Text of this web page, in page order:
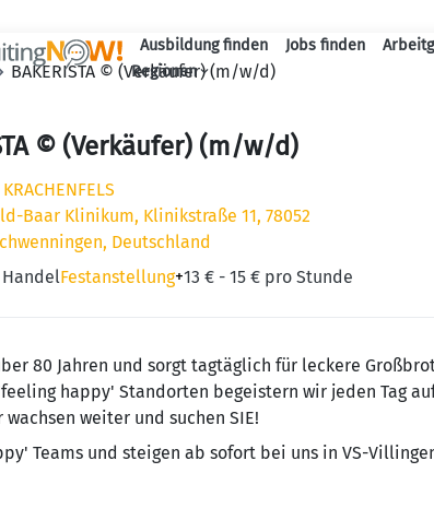
Ausbildung finden Jobs finden
Regionen
BAKERISTA © (Verkäufer) (m/w/d)
© (Verkäufer) (m/w/d)
Baar Klinikum, Klinikstraße 11, 78052
Deutschland
Festanstellung+13 € - 15 € pro Stunde
80 Jahren und sorgt tagtäglich für leckere
happy' Standorten begeistern wir jeden Tag
weiter und suchen SIE!
Teams und steigen ab sofort bei uns in VS-